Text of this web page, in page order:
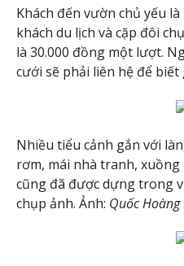
Khách đến vườn chủ yếu
khách du lịch và cặp đôi
là 30.000 đồng một lượt.
cưới sẽ phải liên hệ để biết
Nhiều tiểu cảnh gắn với
rơm, mái nhà tranh, xuồng
cũng đã được dựng trong
chụp ảnh. Ảnh: Quốc Hoàng